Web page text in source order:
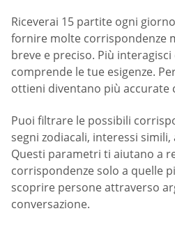
Riceverai 15 partite ogni
fornire molte corrispondenze
breve e preciso. Più interagisci
comprende le tue esigenze.
ottieni diventano più accurate
Puoi filtrare le possibili
segni zodiacali, interessi
Questi parametri ti aiutano a
corrispondenze solo a quelle
scoprire persone attraverso
conversazione.